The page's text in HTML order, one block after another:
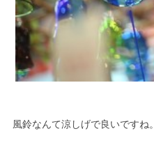
風鈴なんて涼しげで良いですね。